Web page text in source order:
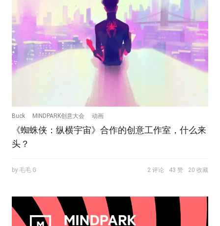
Buck MINDPARK创意大会 动画
《蜘蛛侠：纵横宇宙》合作的创意工作室，什么来
头？
by 毛毛.G 2 评论 43 赞 20 收藏